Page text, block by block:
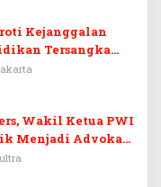
Kejanggalan
Tersangka
Wakil Ketua PWI
Menjadi Advokat